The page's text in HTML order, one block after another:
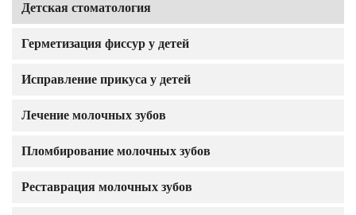
Детская стоматология
Герметизация фиссур у детей
Исправление прикуса у детей
Лечение молочных зубов
Пломбирование молочных зубов
Реставрация молочных зубов